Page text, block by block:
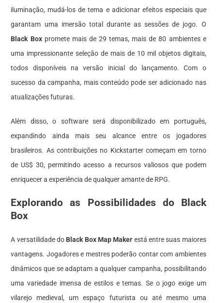
iluminação, mudá-los de tema e adicionar efeitos especiais que
garantam uma imersão total durante as sessões de jogo. O
Black Boxpromete mais de 29 temas, mais de 80 ambientes e
uma impressionante seleção de mais de 10 mil objetos digitais,
todos disponíveis na versão inicial do lançamento. Com o
sucesso da campanha, mais conteúdo pode ser adicionado nas
atualizações futuras.
Além disso, o software será disponibilizado em português,
expandindo ainda mais seu alcance entre os jogadores
brasileiros. As contribuições no Kickstarter começam em torno
de US$ 30, permitindo acesso a recursos valiosos que podem
enriquecer a experiência de qualquer amante de RPG.
Explorando as Possibilidades do Black
Box
A versatilidade do Black Box Map Maker está entre suas maiores
vantagens. Jogadores e mestres poderão contar com ambientes
dinâmicos que se adaptam a qualquer campanha, possibilitando
uma variedade imensa de estilos e temas. Se o jogo exige um
vilarejo medieval, um espaço futurista ou até mesmo uma